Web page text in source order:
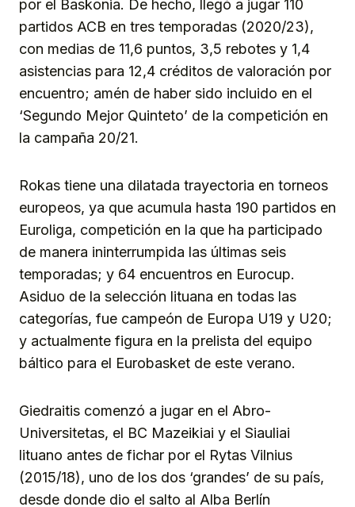
por el Baskonia. De hecho, llegó a jugar 110
partidos ACB en tres temporadas (2020/23),
con medias de 11,6 puntos, 3,5 rebotes y 1,4
asistencias para 12,4 créditos de valoración por
encuentro; amén de haber sido incluido en el
‘Segundo Mejor Quinteto’ de la competición en
la campaña 20/21.
Rokas tiene una dilatada trayectoria en torneos
europeos, ya que acumula hasta 190 partidos en
Euroliga, competición en la que ha participado
de manera ininterrumpida las últimas seis
temporadas; y 64 encuentros en Eurocup.
Asiduo de la selección lituana en todas las
categorías, fue campeón de Europa U19 y U20;
y actualmente figura en la prelista del equipo
báltico para el Eurobasket de este verano.
Giedraitis comenzó a jugar en el Abro-
Universitetas, el BC Mazeikiai y el Siauliai
lituano antes de fichar por el Rytas Vilnius
(2015/18), uno de los dos ‘grandes’ de su país,
desde donde dio el salto al Alba Berlín